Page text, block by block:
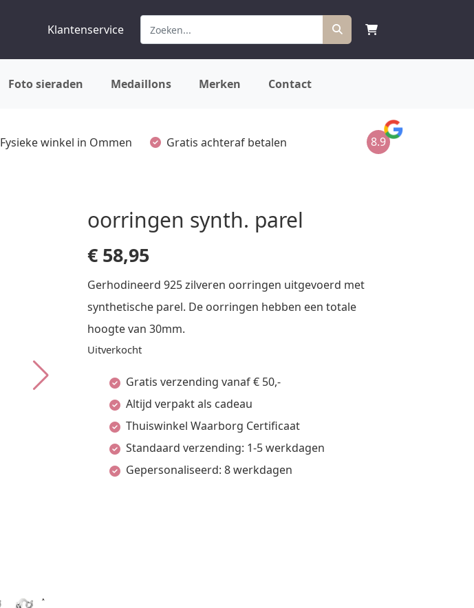
Klantenservice
Foto sieraden Medaillons Merken Contact
Fysieke winkel in Ommen Gratis achteraf betalen 8.9
oorringen synth. parel
€ 58,95
Gerhodineerd 925 zilveren oorringen uitgevoerd met
synthetische parel. De oorringen hebben een totale
hoogte van 30mm.
Uitverkocht
Gratis verzending vanaf € 50,-
Altijd verpakt als cadeau
Thuiswinkel Waarborg Certificaat
Standaard verzending: 1-5 werkdagen
Gepersonaliseerd: 8 werkdagen